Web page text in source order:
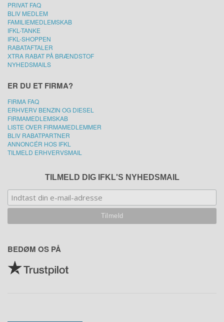
PRIVAT FAQ
BLIV MEDLEM
FAMILIEMEDLEMSKAB
IFKL-TANKE
IFKL-SHOPPEN
RABATAFTALER
XTRA RABAT PÅ BRÆNDSTOF
NYHEDSMAILS
ER DU ET FIRMA?
FIRMA FAQ
ERHVERV BENZIN OG DIESEL
FIRMAMEDLEMSKAB
LISTE OVER FIRMAMEDLEMMER
BLIV RABATPARTNER
ANNONCÉR HOS IFKL
TILMELD ERHVERVSMAIL
TILMELD DIG IFKL'S NYHEDSMAIL
BEDØM OS PÅ